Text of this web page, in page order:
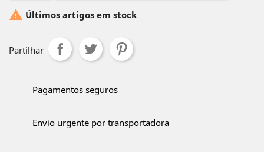
 Últimos artigos em stock
Partilhar
Pagamentos seguros
Envio urgente por transportadora